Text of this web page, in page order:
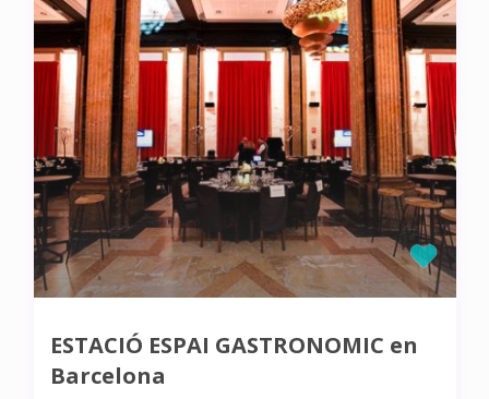
ESTACIÓ ESPAI GASTRONOMIC en
Barcelona